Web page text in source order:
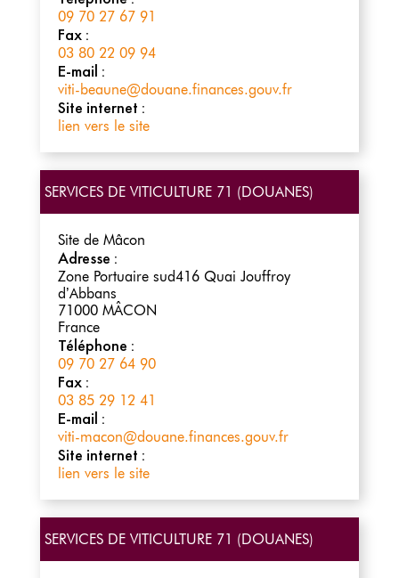
09 70 27 67 91
Fax :
03 80 22 09 94
E-mail :
viti-beaune@douane.finances.gouv.fr
Site internet :
lien vers le site
SERVICES DE VITICULTURE 71 (DOUANES)
Site de Mâcon
Adresse :
Zone Portuaire sud416 Quai Jouffroy
d’Abbans
71000 MÂCON
France
Téléphone :
09 70 27 64 90
Fax :
03 85 29 12 41
E-mail :
viti-macon@douane.finances.gouv.fr
Site internet :
lien vers le site
SERVICES DE VITICULTURE 71 (DOUANES)